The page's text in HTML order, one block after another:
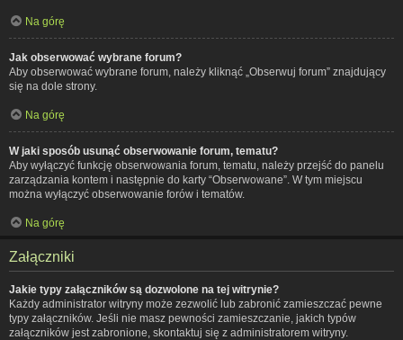
Na górę
Jak obserwować wybrane forum?
Aby obserwować wybrane forum, należy kliknąć „Obserwuj forum” znajdujący
się na dole strony.
Na górę
W jaki sposób usunąć obserwowanie forum, tematu?
Aby wyłączyć funkcję obserwowania forum, tematu, należy przejść do panelu
zarządzania kontem i następnie do karty “Obserwowane”. W tym miejscu
można wyłączyć obserwowanie forów i tematów.
Na górę
Załączniki
Jakie typy załączników są dozwolone na tej witrynie?
Każdy administrator witryny może zezwolić lub zabronić zamieszczać pewne
typy załączników. Jeśli nie masz pewności zamieszczanie, jakich typów
załączników jest zabronione, skontaktuj się z administratorem witryny.